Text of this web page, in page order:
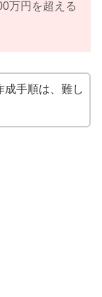
万円を超える
成手順は、難し